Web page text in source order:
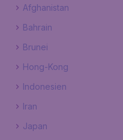
Afghanistan
Bahrain
Brunei
Hong-Kong
Indonesien
Iran
Japan